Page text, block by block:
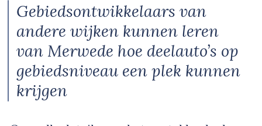
Gebiedsontwikkelaars van
andere wijken kunnen leren
van Merwede hoe deelauto’s op
gebiedsniveau een plek kunnen
krijgen